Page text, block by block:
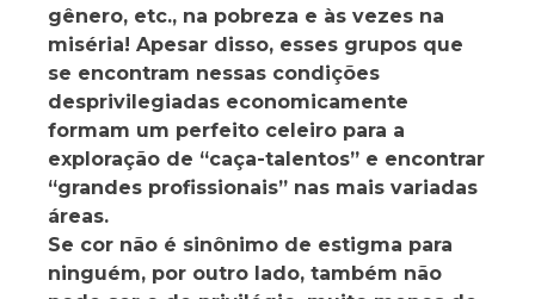
gênero, etc., na pobreza e às vezes na
miséria! Apesar disso, esses grupos que
se encontram nessas condições
desprivilegiadas economicamente
formam um perfeito celeiro para a
exploração de “caça-talentos” e encontrar
“grandes profissionais” nas mais variadas
áreas.
Se cor não é sinônimo de estigma para
ninguém, por outro lado, também não